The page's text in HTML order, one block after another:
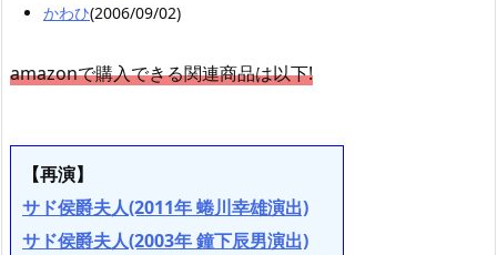
かわひ(2006/09/02)
amazonで購入できる関連商品は以下!
【再演】
サド侯爵夫人(2011年 蜷川幸雄演出)
サド侯爵夫人(2003年 鐘下辰男演出)